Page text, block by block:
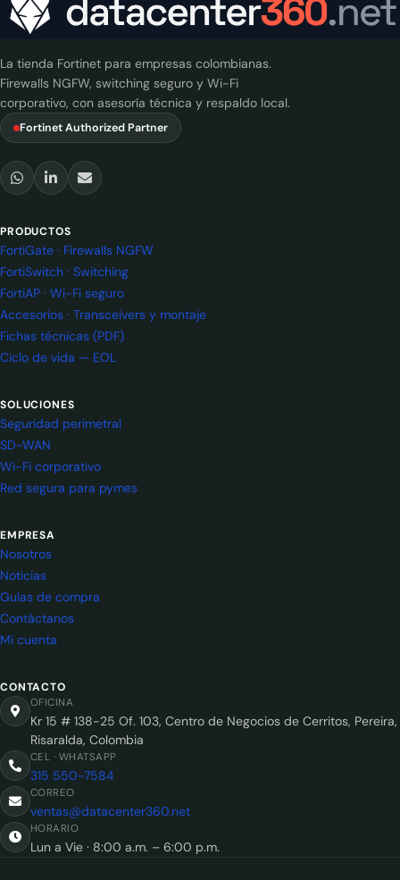
La tienda Fortinet para empresas colombianas.
Firewalls NGFW, switching seguro y Wi-Fi
corporativo, con asesoría técnica y respaldo local.
Fortinet Authorized Partner
PRODUCTOS
FortiGate · Firewalls NGFW
FortiSwitch · Switching
FortiAP · Wi-Fi seguro
Accesorios · Transceivers y montaje
Fichas técnicas (PDF)
Ciclo de vida — EOL
SOLUCIONES
Seguridad perimetral
SD-WAN
Wi-Fi corporativo
Red segura para pymes
EMPRESA
Nosotros
Noticias
Guías de compra
Contáctanos
Mi cuenta
CONTACTO
OFICINA
Kr 15 # 138-25 Of. 103, Centro de Negocios de Cerritos, Pereira,
Risaralda, Colombia
CEL · WHATSAPP
315 550-7584
CORREO
ventas@datacenter360.net
HORARIO
Lun a Vie · 8:00 a.m. – 6:00 p.m.